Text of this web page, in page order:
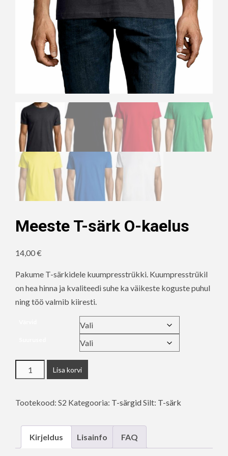
Meeste T-särk O-kaelus
14,00€
Pakume T-särkidele kuumpresstrükki. Kuumpresstrükil
on hea hinna ja kvaliteedi suhe ka väikeste koguste puhul
ning töö valmib kiiresti.
Meeste
T-
O-
kogus
Lisa korvi
Tootekood: S2 Kategooria: T-särgidSilt: T-särk
Kirjeldus Lisainfo FAQ